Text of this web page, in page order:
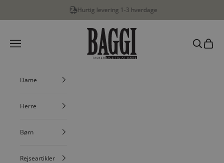
Hurtig levering 1-3 hverdage
BAGGI
Menu
Søg
Dame
Herre
Børn
Rejseartikler